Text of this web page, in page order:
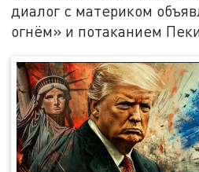
диалог с материком
огнём» и потаканием